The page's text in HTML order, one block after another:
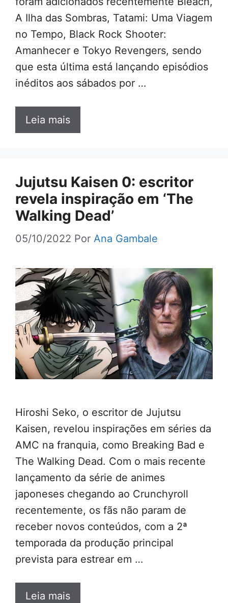
A Ilha das Sombras, Tatami: Uma Viagem
no Tempo, Black Rock Shooter:
Amanhecer e Tokyo Revengers, sendo
que esta última está lançando episódios
inéditos aos sábados por …
Leia mais
Jujutsu Kaisen 0: escritor
revela inspiração em ‘The
Walking Dead’
05/10/2022 Por Ana Gambale
Hiroshi Seko, o escritor de Jujutsu
Kaisen, revelou inspirações em séries da
AMC na franquia, como Breaking Bad e
The Walking Dead. Com o mais recente
lançamento da série de animes
japoneses chegando ao Crunchyroll
recentemente, os fãs não param de
receber novos conteúdos, com a 2ª
temporada da produção principal
prevista para estrear em …
Leia mais